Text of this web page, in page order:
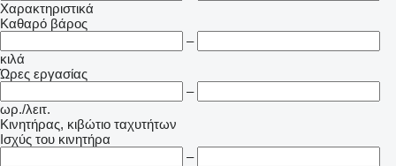
Χαρακτηριστικά
Καθαρό βάρος
–
κιλά
Ώρες εργασίας
–
ωρ./λειτ.
Κινητήρας, κιβώτιο ταχυτήτων
Ισχύς του κινητήρα
–